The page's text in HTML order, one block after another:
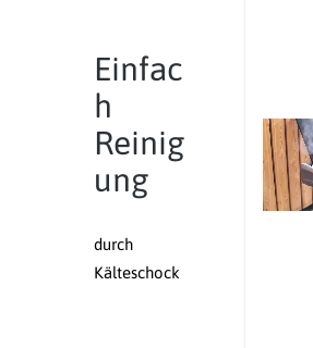
Einfac
h
Reinig
ung
durch
Kälteschock